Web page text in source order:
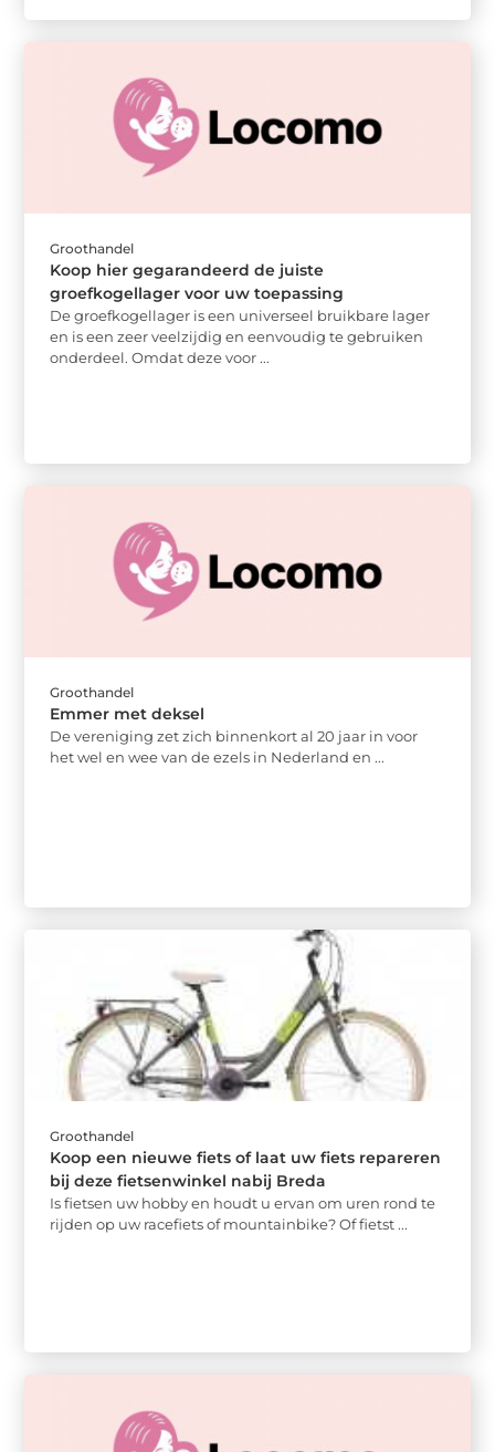
Groothandel
Koop hier gegarandeerd de juiste
groefkogellager voor uw toepassing
De groefkogellager is een universeel bruikbare lager
en is een zeer veelzijdig en eenvoudig te gebruiken
onderdeel. Omdat deze voor ...
Groothandel
Emmer met deksel
De vereniging zet zich binnenkort al 20 jaar in voor
het wel en wee van de ezels in Nederland en ...
Groothandel
Koop een nieuwe fiets of laat uw fiets repareren
bij deze fietsenwinkel nabij Breda
Is fietsen uw hobby en houdt u ervan om uren rond te
rijden op uw racefiets of mountainbike? Of fietst ...